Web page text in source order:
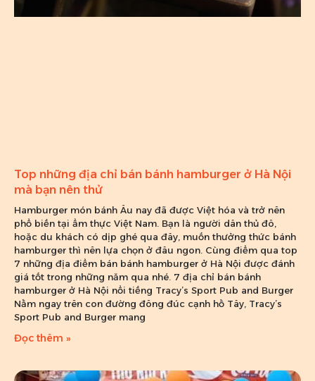
Top những địa chỉ bán bánh hamburger ở Hà Nội
mà bạn nên thử
Hamburger món bánh Âu nay đã được Việt hóa và trở nên
phổ biến tại ẩm thực Việt Nam. Bạn là người dân thủ đô,
hoặc du khách có dịp ghé qua đây, muốn thưởng thức bánh
hamburger thì nên lựa chọn ở đâu ngon. Cùng điểm qua top
7 những địa điểm bán bánh hamburger ở Hà Nội được đánh
giá tốt trong những năm qua nhé. 7 địa chỉ bán bánh
hamburger ở Hà Nội nổi tiếng Tracy’s Sport Pub and Burger
Nằm ngay trên con đường đông đúc cạnh hồ Tây, Tracy’s
Sport Pub and Burger mang
Đọc thêm »